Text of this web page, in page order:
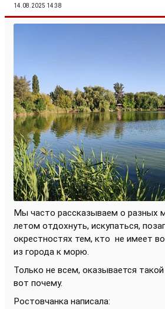
14.08.2025 14:38
Мы часто рассказываем о разных
летом отдохнуть, искупаться,
окрестностях тем, кто не имеет
из города к морю.
Только не всем, оказывается
вот почему.
Ростовчанка написала: